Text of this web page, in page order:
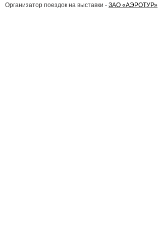
Организатор поездок на выставки - ЗАО «АЭРОТУР»